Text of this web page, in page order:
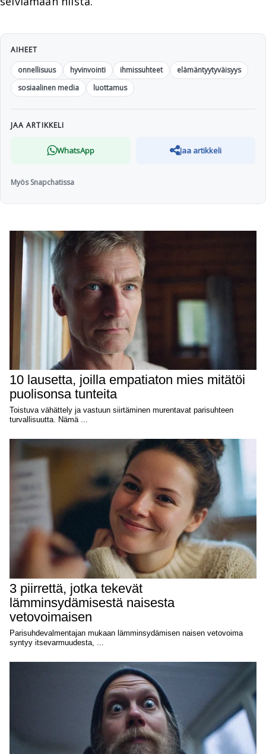
AIHEET
onnellisuus
hyvinvointi ihmissuhteet
elämäntyytyväisyys
sosiaalinen media
luottamus
JAA ARTIKKELI
WhatsApp Jaa artikkeli
Myös Snapchatissa